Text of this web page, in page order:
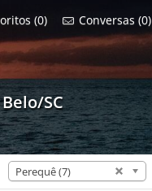
SC
(0) Conversas (0)
Perequê (7)